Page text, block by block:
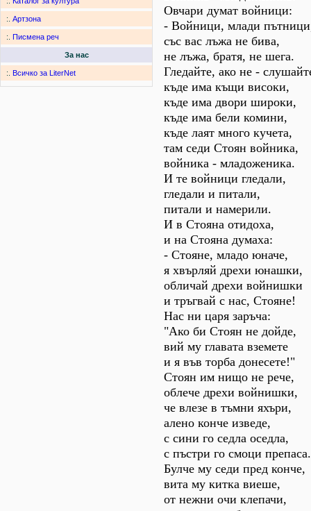
:. Артзона
:. Писмена реч
За нас
:. Всичко за LiterNet
Овчари думат войници:
- Войници, млади
със вас лъжа не бива,
не лъжа, братя, не шега.
Гледайте, ако не -
къде има къщи високи,
къде има двори широки,
къде има бели комини,
къде лаят много кучета,
там седи Стоян войника,
войника - младоженика.
И те войници гледали,
гледали и питали,
питали и намерили.
И в Стояна отидоха,
и на Стояна думаха:
- Стояне, младо юначе,
я хвърляй дрехи юнашки,
обличай дрехи войнишки
и тръгвай с нас, Стояне!
Нас ни царя заръча:
"Ако би Стоян не дойде,
вий му главата вземете
и я във торба донесете!"
Стоян им нищо не рече,
облече дрехи войнишки,
че влезе в тъмни яхъри,
алено конче изведе,
с сини го седла оседла,
с пъстри го смоци препаса.
Булче му седи пред конче,
вита му китка виеше,
от нежни очи клепачи,